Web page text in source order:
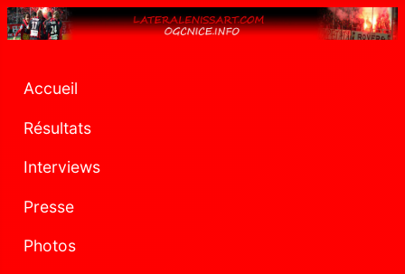
Accueil
Résultats
Interviews
Presse
Photos